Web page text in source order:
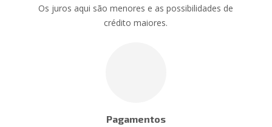
Os juros aqui são menores e as possibilidades de
crédito maiores.
Pagamentos